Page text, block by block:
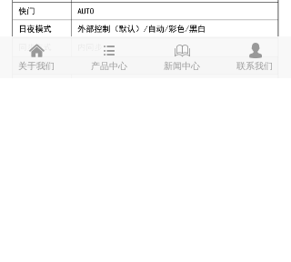
낀
关于我们
뀑
产品中心
ꁡ
新闻中心
넙
联系我们